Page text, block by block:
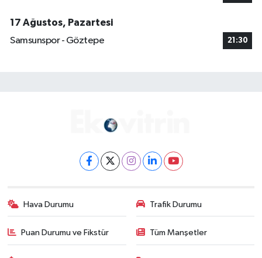
17 Ağustos, Pazartesi
Samsunspor - Göztepe
21:30
Hava Durumu Trafik Durumu
Puan Durumu ve Fikstür Tüm Manşetler